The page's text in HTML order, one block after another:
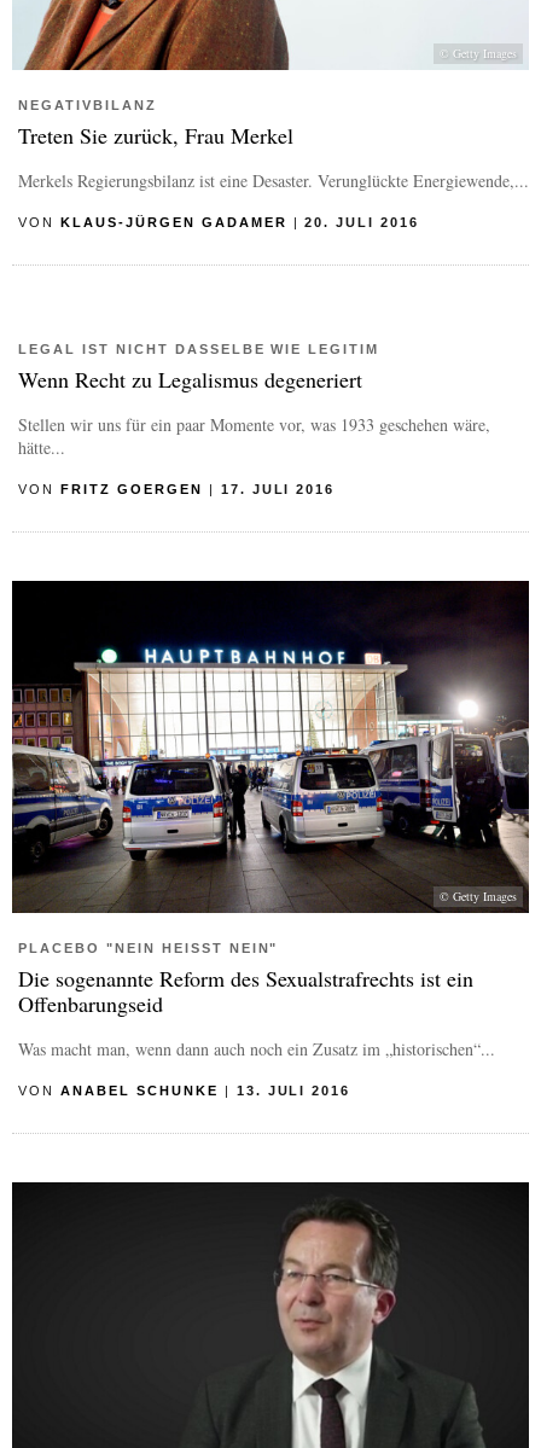
© Getty Images
NEGATIVBILANZ
Treten Sie zurück, Frau Merkel
Merkels Regierungsbilanz ist eine Desaster. Verunglückte Energiewende,...
VON KLAUS-JÜRGEN GADAMER |20. JULI 2016
LEGAL IST NICHT DASSELBE WIE LEGITIM
Wenn Recht zu Legalismus degeneriert
Stellen wir uns für ein paar Momente vor, was 1933 geschehen wäre,
hätte...
VON FRITZ GOERGEN | 17. JULI 2016
© Getty Images
PLACEBO "NEIN HEISST NEIN"
Die sogenannte Reform des Sexualstrafrechts ist ein
Offenbarungseid
Was macht man, wenn dann auch noch ein Zusatz im „historischen“...
VON ANABEL SCHUNKE 13. JULI 2016